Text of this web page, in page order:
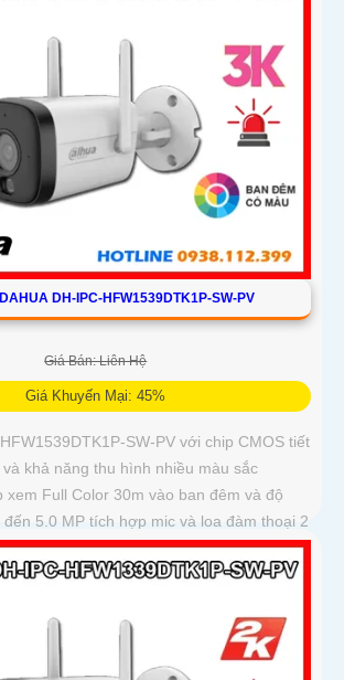
DH-IPC-HFW1539DTK1P-SW-PV
Giá Bán: Liên Hệ
Giá Khuyến Mại: 45%
SW-PV với chip CMOS tiết
khả năng thu hình nhiều màu sắc
xem Full Color 30m vào ban đêm và độ
5.0 MP tích hợp mic và loa đàm thoại 2